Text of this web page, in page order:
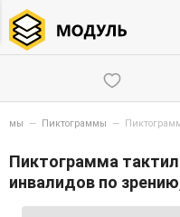
— Пиктограммы —
Пиктограмма
инвалидов по